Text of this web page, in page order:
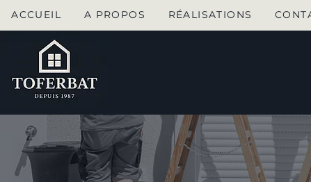
ACCUEIL A PROPOS RÉALISATIONS